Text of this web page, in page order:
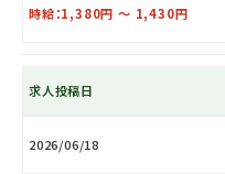
時給：1,380円 ～ 1,430円
求人投稿日
2026/06/18